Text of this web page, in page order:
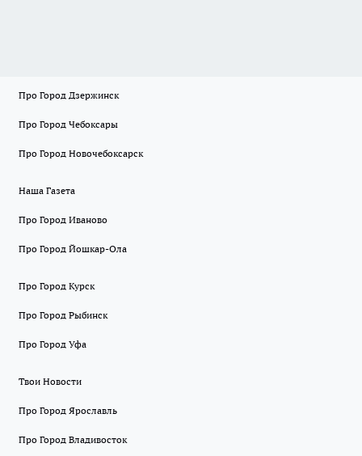
Про Город Дзержинск
Про Город Чебоксары
Про Город Новочебоксарск
Наша Газета
Про Город Иваново
Про Город Йошкар-Ола
Про Город Курск
Про Город Рыбинск
Про Город Уфа
Твои Новости
Про Город Ярославль
Про Город Владивосток